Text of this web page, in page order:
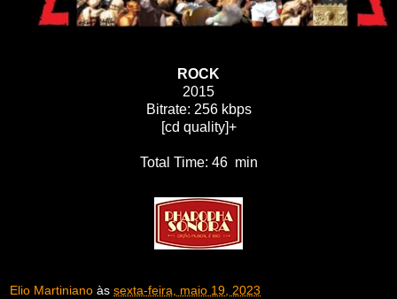
ROCK
2015
Bitrate: 256 kbps
[cd quality]+
Total Time: 46 min
Elio Martiniano às sexta-feira, maio 19, 2023